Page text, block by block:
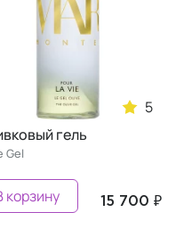
Оливковый гель
Olive Gel
15 700
В корзину